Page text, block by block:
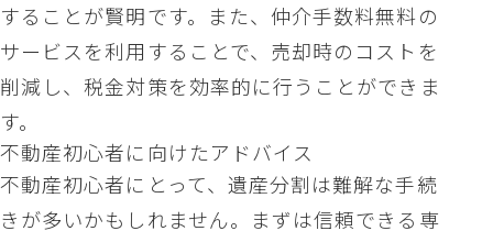
することが賢明です。また、仲介手数料無料の
サービスを利用することで、売却時のコストを
削減し、税金対策を効率的に行うことができま
す。
不動産初心者に向けたアドバイス
不動産初心者にとって、遺産分割は難解な手続
きが多いかもしれません。まずは信頼できる専